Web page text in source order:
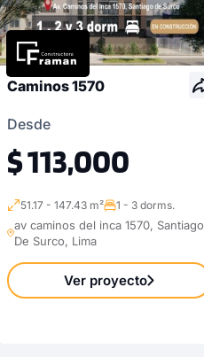
Caminos 1570
Desde
$ 113,000
51.17 - 147.43 m² 1 - 3 dorms.
av caminos del inca 1570, Santiago
De Surco, Lima
Ver proyecto